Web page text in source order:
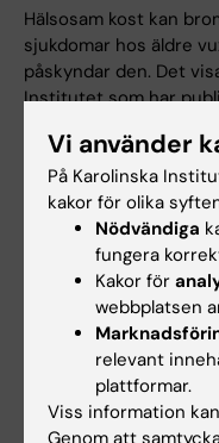
Hälsosam kost kan
sjukdomar hos äldre
påskyndar den. Det
Institutet som har
Nyheter
Vi använder
På Karolinska
kakor för olika
Nödvändiga
fungera
Kakor för
webbplatsen
relevant
plattformar.
Viss information
Genom att